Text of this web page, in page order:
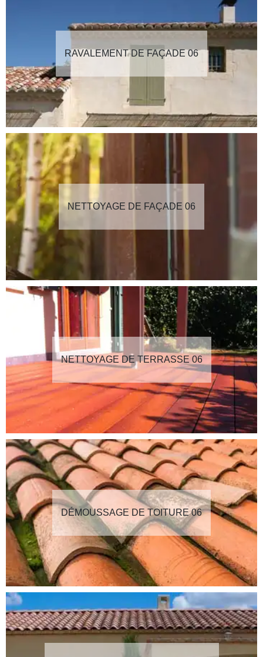
RAVALEMENT DE FAÇADE 06
NETTOYAGE DE FAÇADE 06
NETTOYAGE DE TERRASSE 06
DÉMOUSSAGE DE TOITURE 06